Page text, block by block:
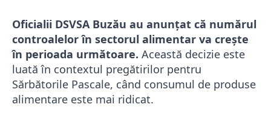
Oficialii DSVSA Buzău au anunțat că numărul
controalelor în sectorul alimentar va crește
în perioada următoare. Această decizie este
luată în contextul pregătirilor pentru
Sărbătorile Pascale, când consumul de produse
alimentare este mai ridicat.